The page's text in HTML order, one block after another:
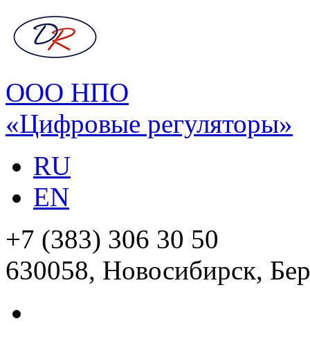
ООО НПО
«Цифровые регуляторы»
RU
EN
+7 (383) 306 30 50
630058, Новосибирск,